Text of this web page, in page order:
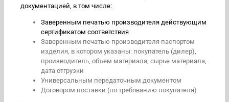
документацией, в том числе:
Заверенным печатью производителя действующим
сертификатом соответствия
Заверенным печатью производителя паспортом
изделия, в котором указаны: покупатель (дилер),
производитель, объем материала, сырье материала,
дата отгрузки
Универсальным передаточным документом
Договором поставки (по требованию покупателя)